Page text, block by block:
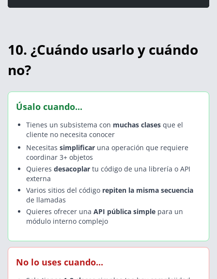
10. ¿Cuándo usarlo y cuándo
no?
Úsalo cuando...
Tienes un subsistema con muchas clases que el
cliente no necesita conocer
Necesitas simplificar una operación que requiere
coordinar 3+ objetos
Quieres desacoplar tu código de una librería o API
externa
Varios sitios del código repiten la misma secuencia
de llamadas
Quieres ofrecer una API pública simple para un
módulo interno complejo
No lo uses cuando...